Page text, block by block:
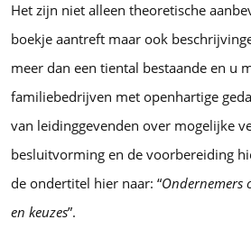
Het zijn niet alleen theoretische
boekje aantreft maar ook
meer dan een tiental bestaande en u
familiebedrijven met openhartige
van leidinggevenden over mogelijke
besluitvorming en de voorbereiding
de ondertitel hier naar: “Ondernemers
en keuzes”.